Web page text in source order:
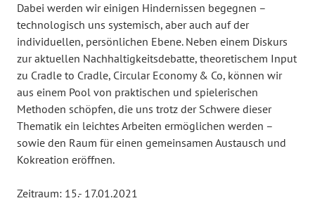
Dabei werden wir einigen Hindernissen begegnen –
technologisch uns systemisch, aber auch auf der
individuellen, persönlichen Ebene. Neben einem Diskurs
zur aktuellen Nachhaltigkeitsdebatte, theoretischem Input
zu Cradle to Cradle, Circular Economy & Co, können wir
aus einem Pool von praktischen und spielerischen
Methoden schöpfen, die uns trotz der Schwere dieser
Thematik ein leichtes Arbeiten ermöglichen werden –
sowie den Raum für einen gemeinsamen Austausch und
Kokreation eröffnen.
Zeitraum: 15.- 17.01.2021